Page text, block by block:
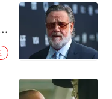
物理教师，笔
汰？教育局：
立调查组全面
心附近最大风
新研判
我回家”改写了